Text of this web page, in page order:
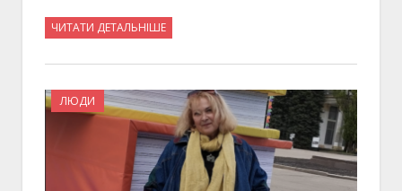
ЧИТАТИ ДЕТАЛЬНІШЕ
ЛЮДИ